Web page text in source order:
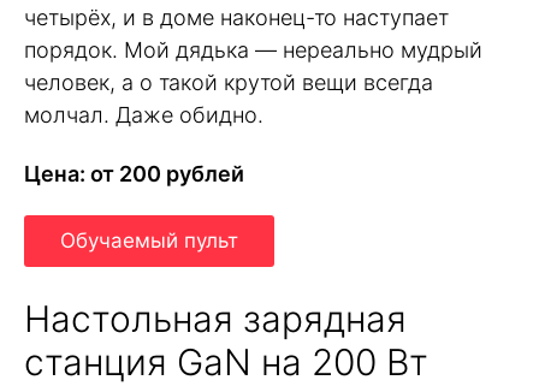
четырёх, и в доме наконец-то наступает
порядок. Мой дядька — нереально мудрый
человек, а о такой крутой вещи всегда
молчал. Даже обидно.
Цена: от 200 рублей
Обучаемый пульт
Настольная зарядная
станция GaN на 200 Вт